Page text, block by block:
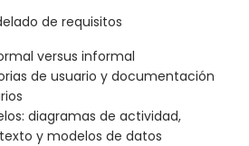
de requisitos
versus informal
de usuario y documentación
diagramas de actividad,
y modelos de datos